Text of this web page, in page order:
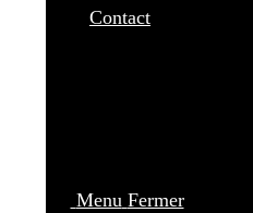
Contact
Menu Fermer